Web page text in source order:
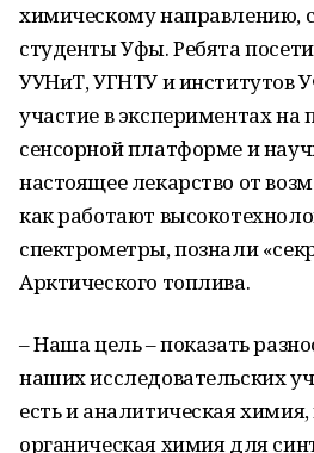
химическому направлению,
студенты Уфы. Ребята
УУНиТ, УГНТУ и институтов
участие в экспериментах на
сенсорной платформе и
настоящее лекарство от
как работают
спектрометры, познали
Арктического топлива.
– Наша цель – показать
наших исследовательских
есть и аналитическая
органическая химия для